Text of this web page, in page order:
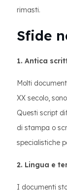
rimasti.
Sfide
1. Antica
Molti
XX secolo,
Questi script
di stampa o
specialistiche
2. Lingua e
I documenti